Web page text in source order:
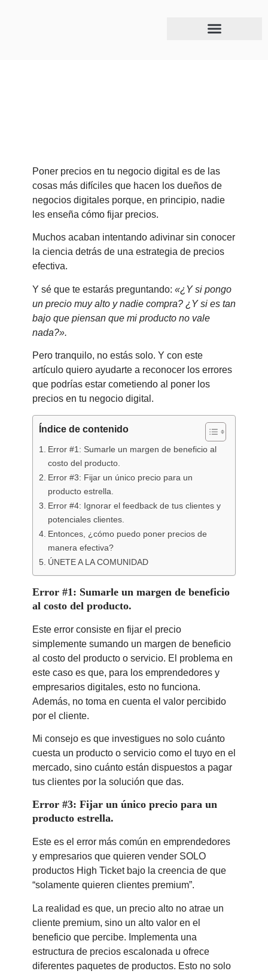
Poner precios en tu negocio digital es de las
cosas más difíciles que hacen los dueños de
negocios digitales porque, en principio, nadie
les enseña cómo fijar precios.
Muchos acaban intentando adivinar sin conocer
la ciencia detrás de una estrategia de precios
efectiva.
Y sé que te estarás preguntando: «¿Y si pongo
un precio muy alto y nadie compra? ¿Y si es tan
bajo que piensan que mi producto no vale
nada?».
Pero tranquilo, no estás solo. Y con este
artículo quiero ayudarte a reconocer los errores
que podrías estar cometiendo al poner los
precios en tu negocio digital.
Índice de contenido
Error #1: Sumarle un margen de beneficio al
costo del producto.
Error #3: Fijar un único precio para un
producto estrella.
Error #4: Ignorar el feedback de tus clientes y
potenciales clientes.
Entonces, ¿cómo puedo poner precios de
manera efectiva?
ÚNETE A LA COMUNIDAD
Error #1: Sumarle un margen de beneficio
al costo del producto.
Este error consiste en fijar el precio
simplemente sumando un margen de beneficio
al costo del producto o servicio. El problema en
este caso es que, para los emprendedores y
empresarios digitales, esto no funciona.
Además, no toma en cuenta el valor percibido
por el cliente.
Mi consejo es que investigues no solo cuánto
cuesta un producto o servicio como el tuyo en el
mercado, sino cuánto están dispuestos a pagar
tus clientes por la solución que das.
Error #3: Fijar un único precio para un
producto estrella.
Este es el error más común en emprendedores
y empresarios que quieren vender SOLO
productos High Ticket bajo la creencia de que
“solamente quieren clientes premium”.
La realidad es que, un precio alto no atrae un
cliente premium, sino un alto valor en el
beneficio que percibe. Implementa una
estructura de precios escalonada u ofrece
diferentes paquetes de productos. Esto no solo